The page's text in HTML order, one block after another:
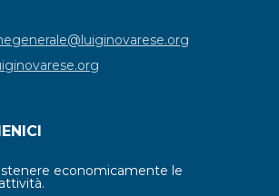
economicamente le